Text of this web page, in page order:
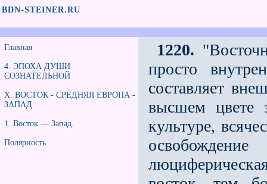
BDN-STEINER.RU
Главная
4. ЭПОХА ДУШИ
СОЗНАТЕЛЬНОЙ
X. ВОСТОК - СРЕДНЯЯ ЕВРОПА -
ЗАПАД
1. Восток — Запад.
Полярность
1220.
просто
составляет
высшем цвете
культуре,